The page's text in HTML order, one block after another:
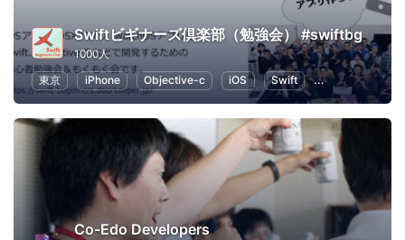
Swiftビギナーズ倶楽部（勉強会） #swiftbg
1000人
東京
iPhone Objective-c iOS Swift プログラミング
Co-Edo Developers